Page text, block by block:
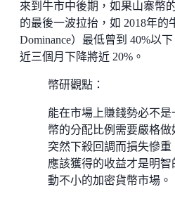
來到牛市中後期，如果山寨幣
的最後一波拉抬，如 2018年的
Dominance）最低曾到 40%以
近三個月下降將近 20%。
幣研觀點：
能在市場上賺錢勢必不
幣的分配比例需要嚴格
突然下殺回調而損失慘
應該獲得的收益才是明
動不小的加密貨幣市場。